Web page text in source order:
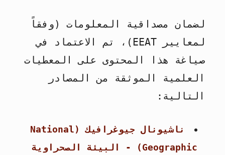
لضمان مصداقية المعلومات (وفقاً
لمعايير EEAT)، تم الاعتماد في
صياغة هذا المحتوى على المعطيات
العلمية الموثقة من المصادر
التالية:
ناشيونال جيوغرافيك (National
Geographic) - البيئة الصحراوية